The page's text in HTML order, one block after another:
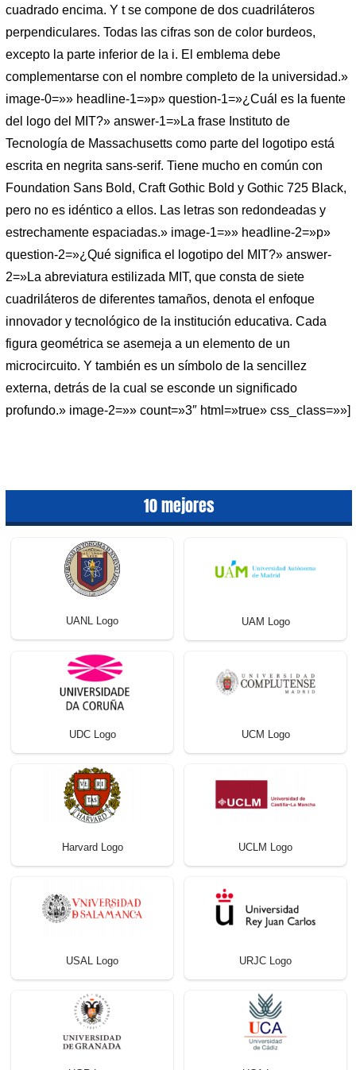
cuadrado encima. Y t se compone de dos cuadriláteros
perpendiculares. Todas las cifras son de color burdeos,
excepto la parte inferior de la i. El emblema debe
complementarse con el nombre completo de la universidad.»
image-0=»» headline-1=»p» question-1=»¿Cuál es la fuente
del logo del MIT?» answer-1=»La frase Instituto de
Tecnología de Massachusetts como parte del logotipo está
escrita en negrita sans-serif. Tiene mucho en común con
Foundation Sans Bold, Craft Gothic Bold y Gothic 725 Black,
pero no es idéntico a ellos. Las letras son redondeadas y
estrechamente espaciadas.» image-1=»» headline-2=»p»
question-2=»¿Qué significa el logotipo del MIT?» answer-
2=»La abreviatura estilizada MIT, que consta de siete
cuadriláteros de diferentes tamaños, denota el enfoque
innovador y tecnológico de la institución educativa. Cada
figura geométrica se asemeja a un elemento de un
microcircuito. Y también es un símbolo de la sencillez
externa, detrás de la cual se esconde un significado
profundo.» image-2=»» count=»3″ html=»true» css_class=»»]
10 mejores
UANL Logo UAM Logo
UDC Logo UCM Logo
Harvard Logo UCLM Logo
USAL Logo URJC Logo